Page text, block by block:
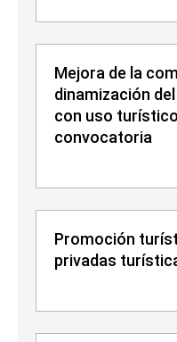
Mejora de la
dinamización
con uso
convocatoria
Promoción
privadas